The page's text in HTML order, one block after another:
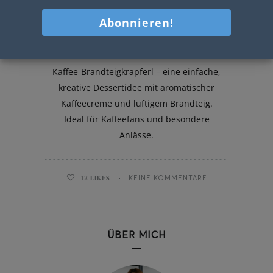
Kaffee-Brandteigkrapferl – eine einfache,
kreative Dessertidee mit aromatischer
Kaffeecreme und luftigem Brandteig.
Ideal für Kaffeefans und besondere
Anlässe.
12 LIKES KEINE KOMMENTARE
ÜBER MICH